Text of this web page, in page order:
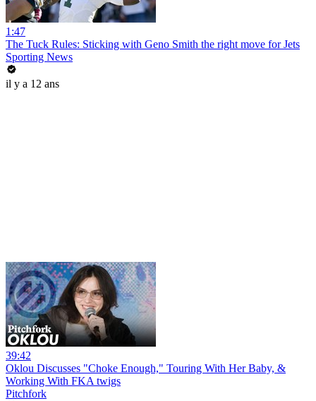
1:47
The Tuck Rules: Sticking with Geno Smith the right move for Jets
Sporting News
il y a 12 ans
39:42
Oklou Discusses "Choke Enough," Touring With Her Baby, &
Working With FKA twigs
Pitchfork